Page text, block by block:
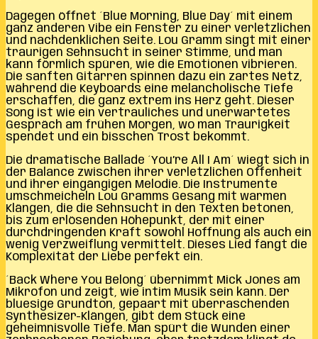
Dagegen öffnet ´Blue Morning, Blue Day´ mit einem
ganz anderen Vibe ein Fenster zu einer verletzlichen
und nachdenklichen Seite. Lou Gramm singt mit einer
traurigen Sehnsucht in seiner Stimme, und man
kann förmlich spüren, wie die Emotionen vibrieren.
Die sanften Gitarren spinnen dazu ein zartes Netz,
während die Keyboards eine melancholische Tiefe
erschaffen, die ganz extrem ins Herz geht. Dieser
Song ist wie ein vertrauliches und unerwartetes
Gespräch am frühen Morgen, wo man Traurigkeit
spendet und ein bisschen Trost bekommt.
Die dramatische Ballade ´You’re All I Am´ wiegt sich in
der Balance zwischen ihrer verletzlichen Offenheit
und ihrer eingängigen Melodie. Die Instrumente
umschmeicheln Lou Gramms Gesang mit warmen
Klängen, die die Sehnsucht in den Texten betonen,
bis zum erlösenden Höhepunkt, der mit einer
durchdringenden Kraft sowohl Hoffnung als auch ein
wenig Verzweiflung vermittelt. Dieses Lied fängt die
Komplexität der Liebe perfekt ein.
´Back Where You Belong´ übernimmt Mick Jones am
Mikrofon und zeigt, wie intim Musik sein kann. Der
bluesige Grundton, gepaart mit überraschenden
Synthesizer-Klängen, gibt dem Stück eine
geheimnisvolle Tiefe. Man spürt die Wunden einer